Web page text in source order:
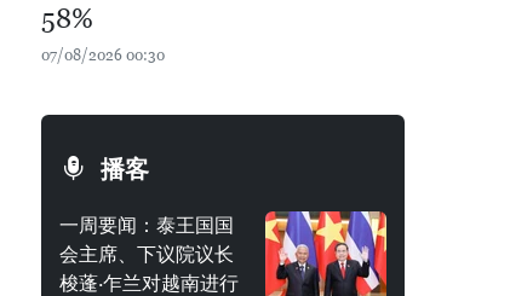
58%
07/08/2026 00:30
播客
一周要闻：泰王国国
会主席、下议院议长
梭蓬·乍兰对越南进行